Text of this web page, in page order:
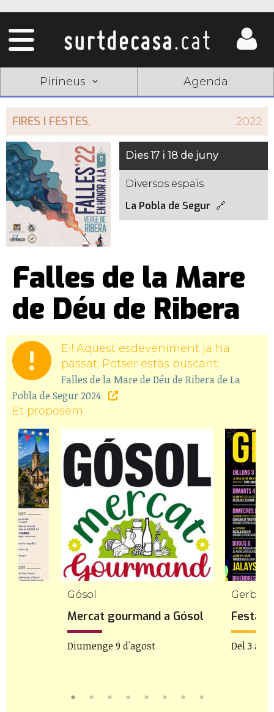
Pirineus Agenda
FIRES I FESTES, 2022
Dies 17 i 18 de juny
Diversos espais
La Pobla de Segur
Falles de la Mare
de Déu de Ribera
Ei! Aquest esdeveniment ja ha
passat. Potser estàs buscant:
Falles de la Mare de Déu de Ribera de La
Pobla de Segur 2024
Et proposem:
Gósol
Mercat gourmand a Gósol
Diumenge 9 d'agost
Gerb
Festa
Del 3 al